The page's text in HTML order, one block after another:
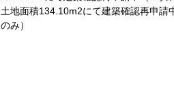
土地面積134.10m2にて建築確認再申請
のみ）